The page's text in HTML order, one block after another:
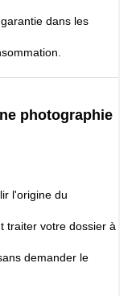
dans les
photographie
l'origine du
traiter votre dossier à
demander le